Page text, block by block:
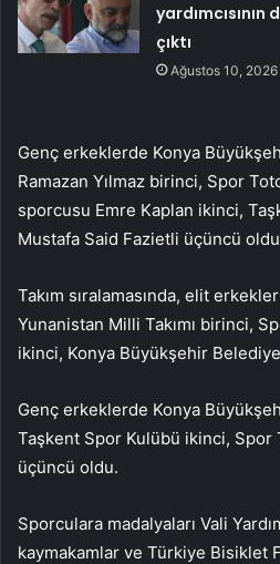
çıktı
Ağustos 10, 2026
Genç erkeklerde Konya
Ramazan Yılmaz birinci, Spor
sporcusu Emre Kaplan ikinci,
Mustafa Said Fazietli üçüncü
Takım sıralamasında, elit
Yunanistan Milli Takımı birinci,
ikinci, Konya Büyükşehir
Genç erkeklerde Konya
Taşkent Spor Kulübü ikinci, Spor
üçüncü oldu.
Sporculara madalyaları Vali
kaymakamlar ve Türkiye Bisiklet